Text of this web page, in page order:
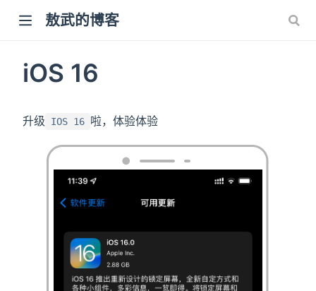
敖武的博客
iOS 16
升级 IOS 16 啦，体验体验